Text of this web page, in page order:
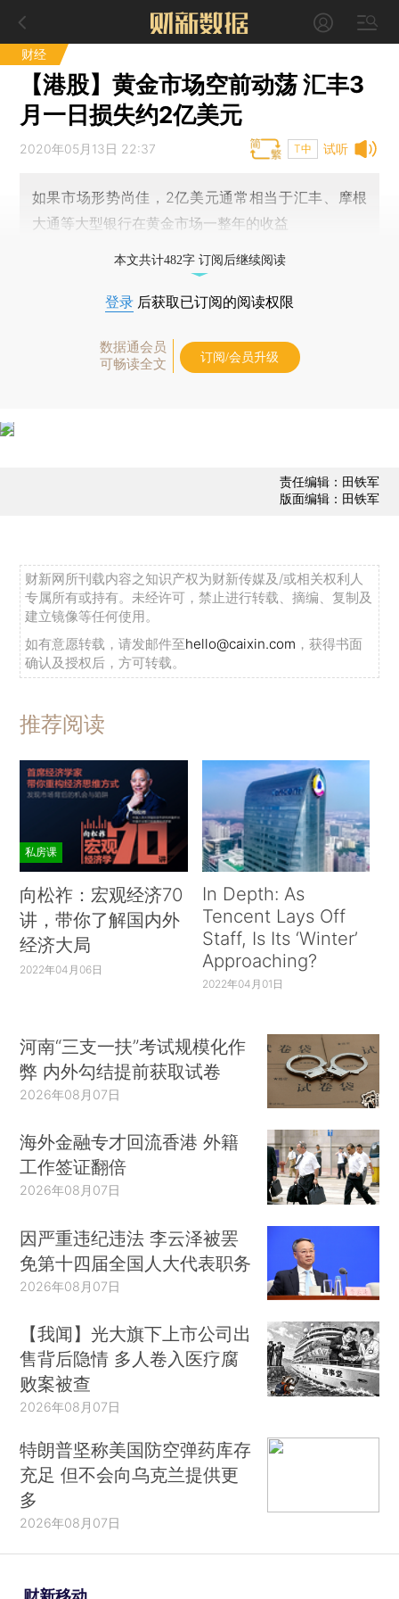
财经
【港股】黄金市场空前动荡 汇丰3
月一日损失约2亿美元
试听
2020年05月13日 22:37 T中
如果市场形势尚佳，2亿美元通常相当于汇丰、摩根
大通等大型银行在黄金市场一整年的收益
本文共计482字 订阅后继续阅读
登录 后获取已订阅的阅读权限
数据通会员
可畅读全文
订阅/会员升级
责任编辑：田铁军
版面编辑：田铁军
财新网所刊载内容之知识产权为财新传媒及/或相关权利人
专属所有或持有。未经许可，禁止进行转载、摘编、复制及
建立镜像等任何使用。
如有意愿转载，请发邮件至hello@caixin.com ，获得书面
确认及授权后，方可转载。
推荐阅读
私房课
向松祚：宏观经济70
讲，带你了解国内外
经济大局
2022年04月06日
In Depth: As
Tencent Lays Off
Staff, Is Its ‘Winter’
Approaching?
2022年04月01日
河南“三支一扶”考试规模化作
弊 内外勾结提前获取试卷
2026年08月07日
海外金融专才回流香港 外籍
工作签证翻倍
2026年08月07日
因严重违纪违法 李云泽被罢
免第十四届全国人大代表职务
2026年08月07日
【我闻】光大旗下上市公司出
售背后隐情 多人卷入医疗腐
败案被查
2026年08月07日
特朗普坚称美国防空弹药库存
充足 但不会向乌克兰提供更
多
2026年08月07日